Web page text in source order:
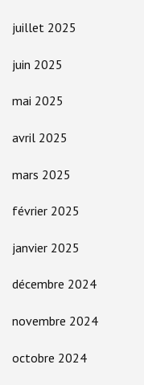
juillet 2025
juin 2025
mai 2025
avril 2025
mars 2025
février 2025
janvier 2025
décembre 2024
novembre 2024
octobre 2024